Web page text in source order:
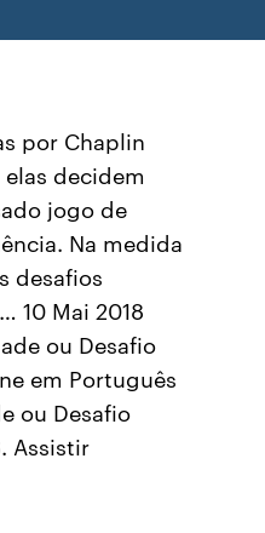
por Chaplin
decidem
jogo de
Na medida
desafios
10 Mai 2018
ou Desafio
em Português
ou Desafio
Assistir